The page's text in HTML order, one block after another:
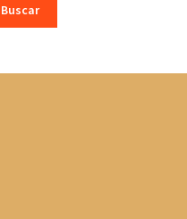
Buscar